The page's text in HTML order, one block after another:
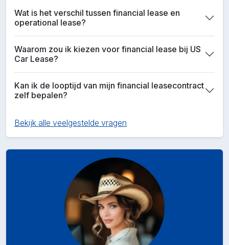
Wat is het verschil tussen financial lease en
operational lease?
Waarom zou ik kiezen voor financial lease bij US
Car Lease?
Kan ik de looptijd van mijn financial leasecontract
zelf bepalen?
Bekijk alle veelgestelde vragen